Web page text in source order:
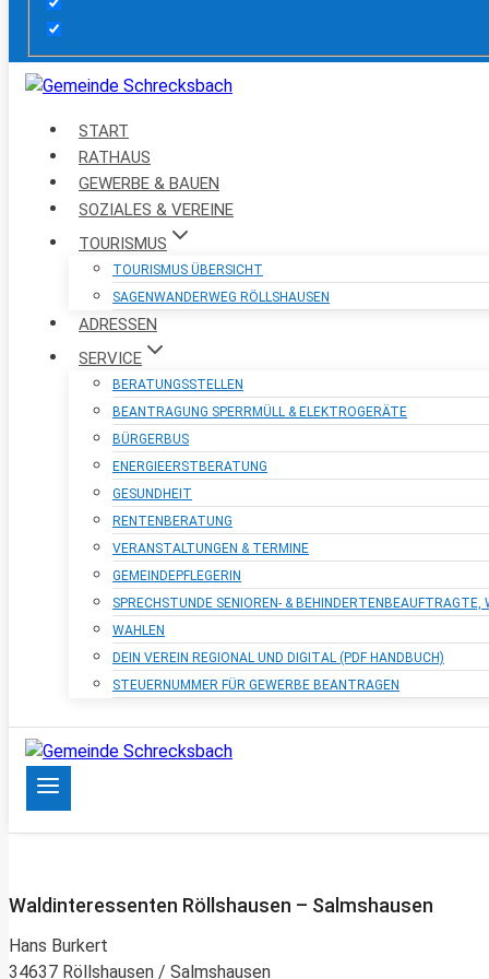
START
RATHAUS
GEWERBE & BAUEN
SOZIALES & VEREINE
TOURISMUS
TOURISMUS ÜBERSICHT
SAGENWANDERWEG RÖLLSHAUSEN
ADRESSEN
SERVICE
BERATUNGSSTELLEN
BEANTRAGUNG SPERRMÜLL & ELEKTROGERÄTE
BÜRGERBUS
ENERGIEERSTBERATUNG
GESUNDHEIT
RENTENBERATUNG
VERANSTALTUNGEN & TERMINE
GEMEINDEPFLEGERIN
SPRECHSTUNDE SENIOREN- & BEHINDERTENBEAUFTRAGTE,
WAHLEN
DEIN VEREIN REGIONAL UND DIGITAL (PDF HANDBUCH)
STEUERNUMMER FÜR GEWERBE BEANTRAGEN
Waldinteressenten Röllshausen – Salmshausen
Hans Burkert
34637 Röllshausen / Salmshausen